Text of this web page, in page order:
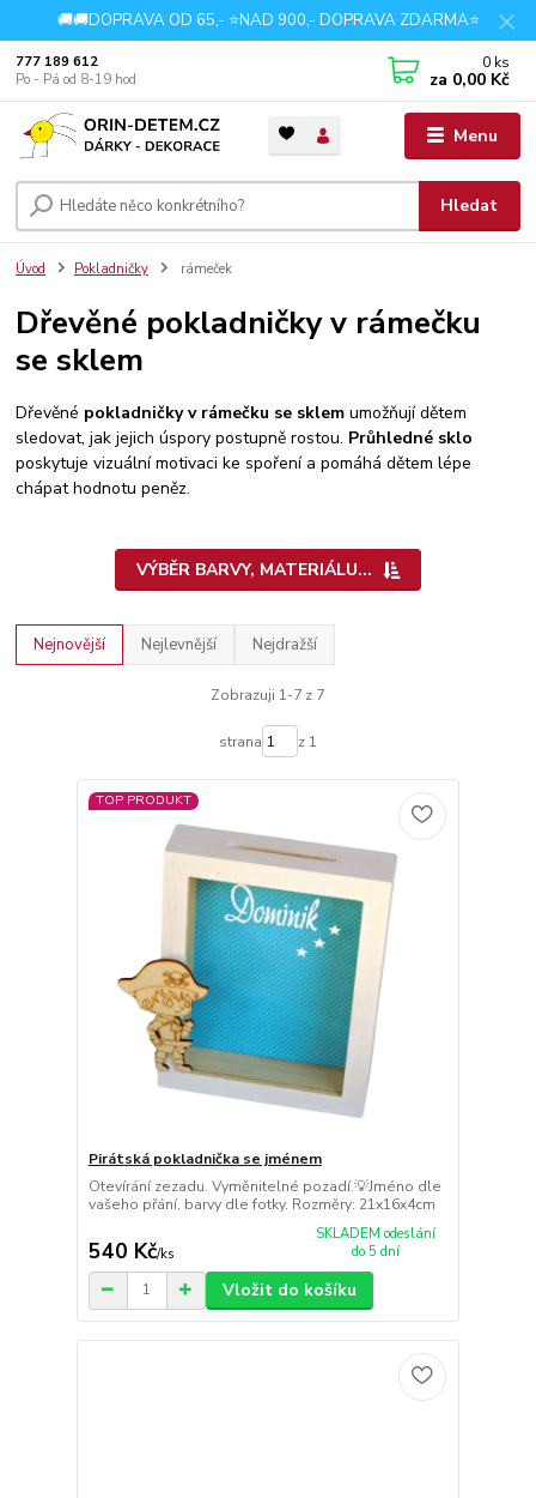
🚚🚚DOPRAVA OD 65,- ⭐NAD 900,- DOPRAVA ZDARMA⭐
Menu
Hledat
777 189 612
Po - Pá od 8-19 hod
0 ks
za 0,00 Kč
Úvod Pokladničky rámeček
Dřevěné pokladničky v rámečku
se sklem
Dřevěné pokladničky v rámečku se sklem umožňují dětem
sledovat, jak jejich úspory postupně rostou. Průhledné sklo
poskytuje vizuální motivaci ke spoření a pomáhá dětem lépe
chápat hodnotu peněz.
VÝBĚR BARVY, MATERIÁLU...
Nejnovější Nejlevnější Nejdražší
Zobrazuji 1-7 z 7
strana z 1
TOP PRODUKT
Pirátská pokladnička se jménem
Otevírání zezadu. Vyměnitelné pozadí.💡Jméno dle
vašeho přání, barvy dle fotky. Rozměry: 21x16x4cm
540 Kč/ks
SKLADEM odeslání
do 5 dní
Vložit do košíku